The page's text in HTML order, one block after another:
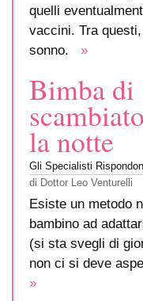
quelli
vaccini. Tra
sonno.
»
Bimba di
la notte
Gli Specialisti
di Dottor Leo Venturelli
Esiste un metodo
bambino ad
(si sta svegli di
non ci si deve
»